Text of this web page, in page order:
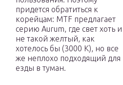
придется обратиться к
корейцам: MTF предлагает
серию Aurum, где свет хоть и
не такой желтый, как
хотелось бы (3000 K), но все
же неплохо подходящий для
езды в туман.